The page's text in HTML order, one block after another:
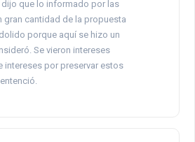
que lo informado por las
gran cantidad de la propuesta
porque aquí se hizo un
Se vieron intereses
intereses por preservar estos